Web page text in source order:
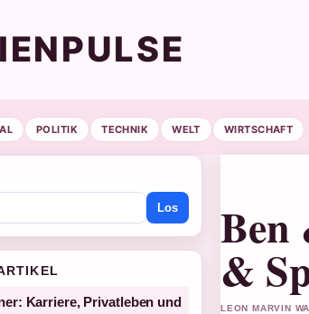
POLITIK TECHNIK WELT WIRTSCHAFT
Ben
&
LEON MARVIN
Los
Karriere, Privatleben und